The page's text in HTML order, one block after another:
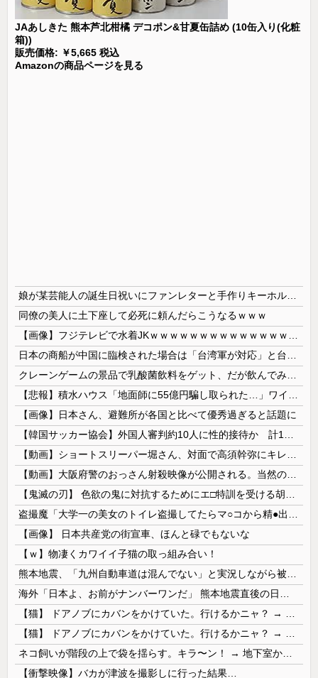
JAあしきた 熊本芦北柑橘 デコポン&甘夏缶詰め (10缶入り(化粧
箱))
販売価格: ￥5,665 税込
Amazonの商品ページを見る
同僚の美人に土下座して必死に頼んだらこうなるｗｗｗ
【画像】日本さん、避難所が各国と比べて優秀過ぎると話題に
【画像】 日本共産党の街宣車、ほんと碌でもないな
【ｗ】物凄くカワイイ子猫の取っ組み合い！
【衝撃映像】バカが津波を撮影しに行った結果…